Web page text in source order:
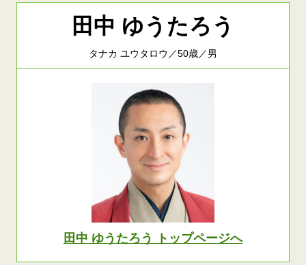
田中 ゆうたろう
タナカ ユウタロウ／50歳／男
田中 ゆうたろう トップページへ